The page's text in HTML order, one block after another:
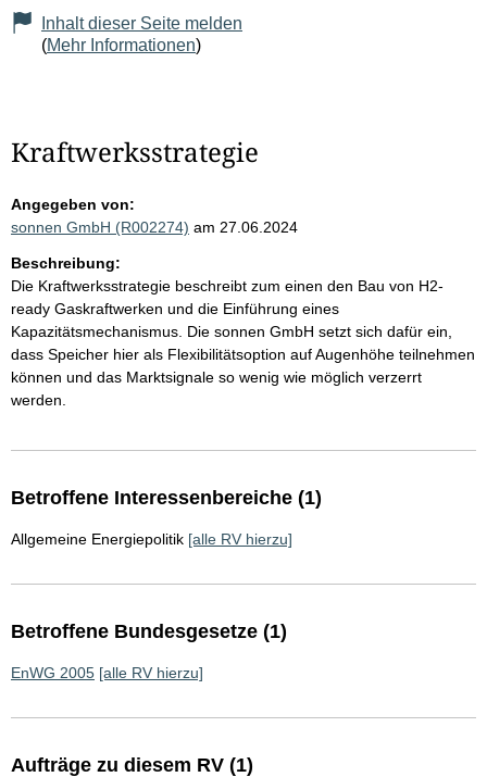
Inhalt dieser Seite melden
(Mehr Informationen)
Kraftwerksstrategie
Angegeben von:
sonnen GmbH (R002274) am 27.06.2024
Beschreibung:
Die Kraftwerksstrategie beschreibt zum einen den Bau von H2-
ready Gaskraftwerken und die Einführung eines
Kapazitätsmechanismus. Die sonnen GmbH setzt sich dafür ein,
dass Speicher hier als Flexibilitätsoption auf Augenhöhe teilnehmen
können und das Marktsignale so wenig wie möglich verzerrt
werden.
Betroffene Interessenbereiche (1)
Allgemeine Energiepolitik [alle RV hierzu]
Betroffene Bundesgesetze (1)
EnWG 2005 [alle RV hierzu]
Aufträge zu diesem RV (1)